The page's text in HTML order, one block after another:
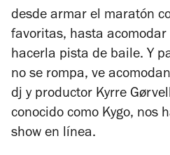
desde armar el maratón
favoritas, hasta
hacerla pista de baile. Y
no se rompa, ve
dj y productor Kyrre
conocido como Kygo, nos
show en línea.